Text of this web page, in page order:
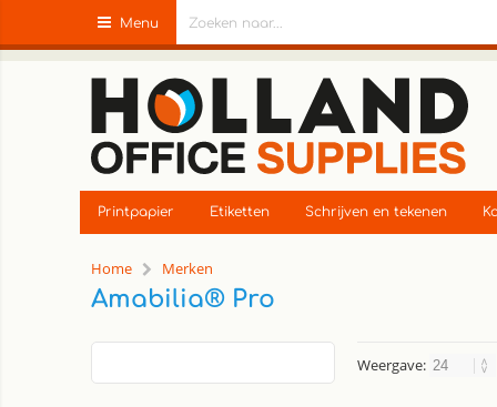
Menu
Printpapier Etiketten Schrijven en tekenen
Home Merken
Amabilia® Pro
Weergave: